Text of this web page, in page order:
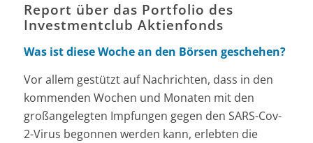
Report über das Portfolio des
Investmentclub Aktienfonds
Was ist diese Woche an den Börsen geschehen?
Vor allem gestützt auf Nachrichten, dass in den
kommenden Wochen und Monaten mit den
großangelegten Impfungen gegen den SARS-Cov-
2-Virus begonnen werden kann, erlebten die